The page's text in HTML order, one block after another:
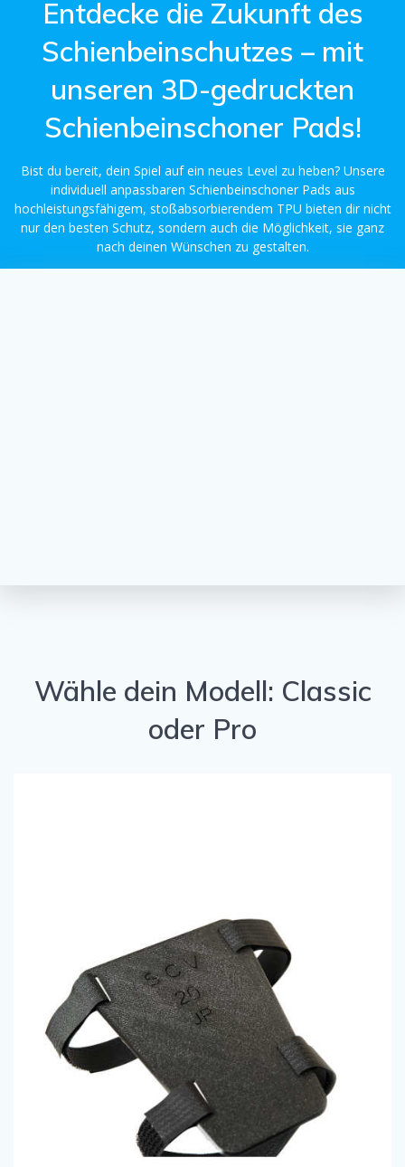
Entdecke die Zukunft des
Schienbeinschutzes – mit
unseren 3D-gedruckten
Schienbeinschoner Pads!
Bist du bereit, dein Spiel auf ein neues Level zu heben? Unsere
individuell anpassbaren Schienbeinschoner Pads aus
hochleistungsfähigem, stoßabsorbierendem TPU bieten dir nicht
nur den besten Schutz, sondern auch die Möglichkeit, sie ganz
nach deinen Wünschen zu gestalten.
Wähle dein Modell: Classic
oder Pro